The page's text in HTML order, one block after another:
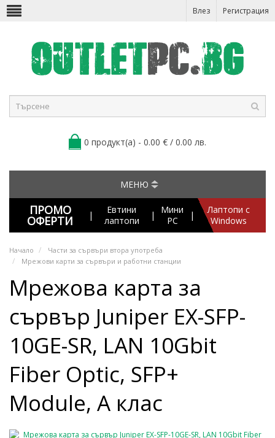
Влез Регистрация
0 продукт(а) - 0.00 € / 0.00 лв.
МЕНЮ
ПРОМО
ОФЕРТИ |
Евтини
лаптопи
|
Мини
PC
|
Лаптопи с
Windows
Начало
Части за сървъри втора употреба
Мрежови карти за сървъри и работни станции
Мрежова карта за
сървър Juniper EX-SFP-
10GE-SR, LAN 10Gbit
Fiber Optic, SFP+
Module, А клас